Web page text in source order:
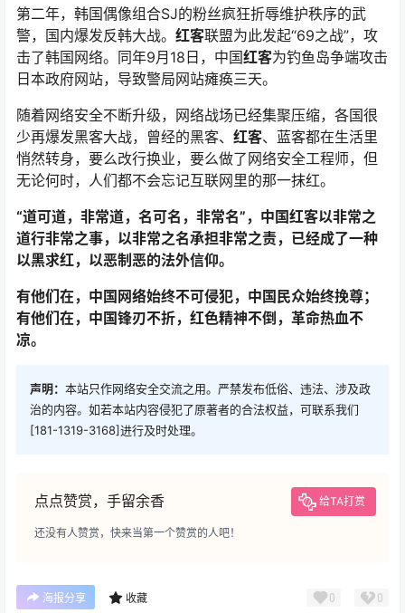
第二年，韩国偶像组合SJ的粉丝疯狂折辱维护秩序的武
警，国内爆发反韩大战。 红客联盟为此发起“69之战”，攻
击了韩国网络。同年9月18日，中国红客为钓鱼岛争端攻击
日本政府网站，导致警局网站瘫痪三天。
随着网络安全不断升级，网络战场已经集聚压缩，各国很
少再爆发黑客大战，曾经的黑客、 红客 、蓝客都在生活里
悄然转身，要么改行换业，要么做了网络安全工程师，但
无论何时，人们都不会忘记互联网里的那一抹红。
“道可道，非常道，名可名，非常名”，中国红客以非常之
道行非常之事，以非常之名承担非常之责，已经成了一种
以黑求红，以恶制恶的法外信仰。
有他们在，中国网络始终不可侵犯，中国民众始终挽尊；
有他们在，中国锋刃不折，红色精神不倒，革命热血不
凉。
声明： 本站只作网络安全交流之用。严禁发布低俗、违法、涉及政
治的内容。如若本站内容侵犯了原著者的合法权益，可联系我们
[181-1319-3168]进行及时处理。
点点赞赏，手留余香 给TA打赏
还没有人赞赏，快来当第一个赞赏的人吧！
海报分享 收藏 0 0